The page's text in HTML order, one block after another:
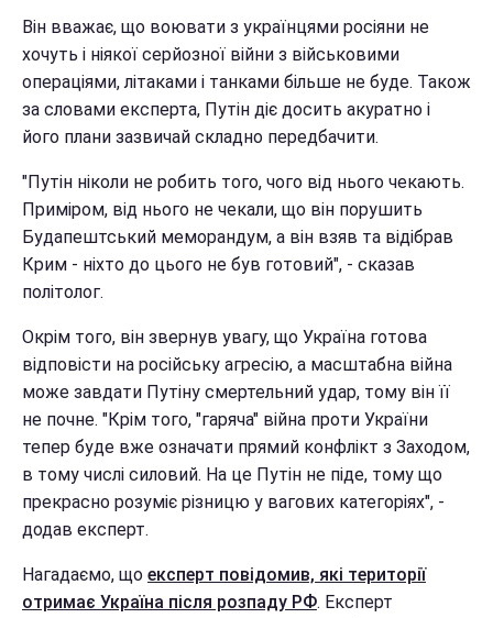
Він вважає, що воювати з українцями росіяни не
хочуть і ніякої серйозної війни з військовими
операціями, літаками і танками більше не буде. Також
за словами експерта, Путін діє досить акуратно і
його плани зазвичай складно передбачити.
"Путін ніколи не робить того, чого від нього чекають.
Приміром, від нього не чекали, що він порушить
Будапештський меморандум, а він взяв та відібрав
Крим - ніхто до цього не був готовий", - сказав
політолог.
Окрім того, він звернув увагу, що Україна готова
відповісти на російську агресію, а масштабна війна
може завдати Путіну смертельний удар, тому він її
не почне. "Крім того, "гаряча" війна проти України
тепер буде вже означати прямий конфлікт з Заходом,
в тому числі силовий. На це Путін не піде, тому що
прекрасно розуміє різницю у вагових категоріях", -
додав експерт.
Нагадаємо, що експерт повідомив, які території
отримає Україна після розпаду РФ. Експерт